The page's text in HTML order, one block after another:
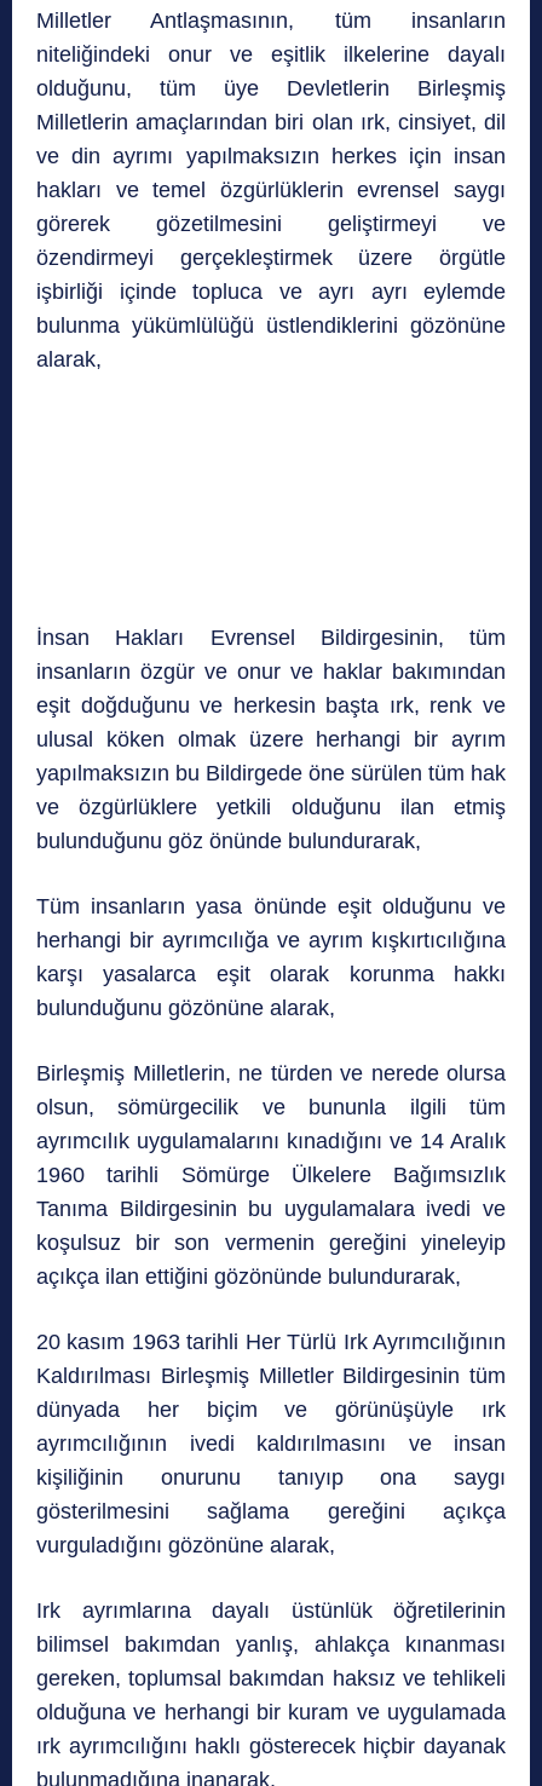
Milletler Antlaşmasının, tüm insanların
niteliğindeki onur ve eşitlik ilkelerine dayalı
olduğunu, tüm üye Devletlerin Birleşmiş
Milletlerin amaçlarından biri olan ırk, cinsiyet, dil
ve din ayrımı yapılmaksızın herkes için insan
hakları ve temel özgürlüklerin evrensel saygı
görerek gözetilmesini geliştirmeyi ve
özendirmeyi gerçekleştirmek üzere örgütle
işbirliği içinde topluca ve ayrı ayrı eylemde
bulunma yükümlülüğü üstlendiklerini gözönüne
alarak,
İnsan Hakları Evrensel Bildirgesinin, tüm
insanların özgür ve onur ve haklar bakımından
eşit doğduğunu ve herkesin başta ırk, renk ve
ulusal köken olmak üzere herhangi bir ayrım
yapılmaksızın bu Bildirgede öne sürülen tüm hak
ve özgürlüklere yetkili olduğunu ilan etmiş
bulunduğunu göz önünde bulundurarak,
Tüm insanların yasa önünde eşit olduğunu ve
herhangi bir ayrımcılığa ve ayrım kışkırtıcılığına
karşı yasalarca eşit olarak korunma hakkı
bulunduğunu gözönüne alarak,
Birleşmiş Milletlerin, ne türden ve nerede olursa
olsun, sömürgecilik ve bununla ilgili tüm
ayrımcılık uygulamalarını kınadığını ve 14 Aralık
1960 tarihli Sömürge Ülkelere Bağımsızlık
Tanıma Bildirgesinin bu uygulamalara ivedi ve
koşulsuz bir son vermenin gereğini yineleyip
açıkça ilan ettiğini gözönünde bulundurarak,
20 kasım 1963 tarihli Her Türlü Irk Ayrımcılığının
Kaldırılması Birleşmiş Milletler Bildirgesinin tüm
dünyada her biçim ve görünüşüyle ırk
ayrımcılığının ivedi kaldırılmasını ve insan
kişiliğinin onurunu tanıyıp ona saygı
gösterilmesini sağlama gereğini açıkça
vurguladığını gözönüne alarak,
Irk ayrımlarına dayalı üstünlük öğretilerinin
bilimsel bakımdan yanlış, ahlakça kınanması
gereken, toplumsal bakımdan haksız ve tehlikeli
olduğuna ve herhangi bir kuram ve uygulamada
ırk ayrımcılığını haklı gösterecek hiçbir dayanak
bulunmadığına inanarak,